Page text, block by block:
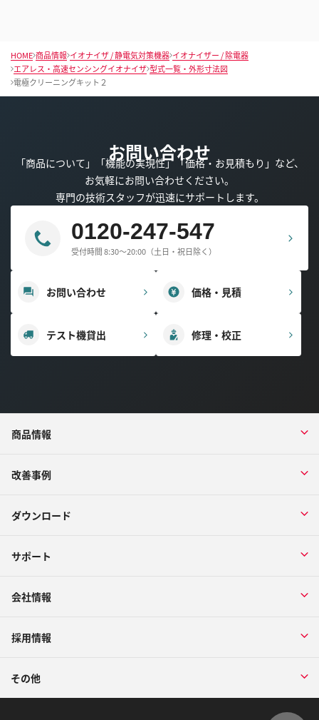
HOME 商品情報 イオナイザ / 静電気対策機器 イオナイザー / 除電器
エアレス・高速センシングイオナイザ 型式一覧・外形寸法図
電極クリーニングキット２
お問い合わせ
「商品について」「機能の実現性」「価格・お見積もり」など、
お気軽にお問い合わせください。
専門の技術スタッフが迅速にサポートします。
0120-247-547
受付時間 8:30～20:00（土日・祝日除く）
お問い合わせ 価格・見積
テスト機貸出 修理・校正
商品情報
改善事例
ダウンロード
サポート
会社情報
採用情報
その他